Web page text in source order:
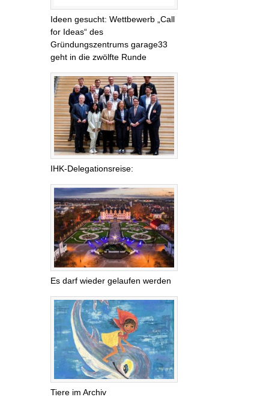
Ideen gesucht: Wettbewerb „Call
for Ideas“ des
Gründungszentrums garage33
geht in die zwölfte Runde
IHK-Delegationsreise:
Es darf wieder gelaufen werden
Tiere im Archiv